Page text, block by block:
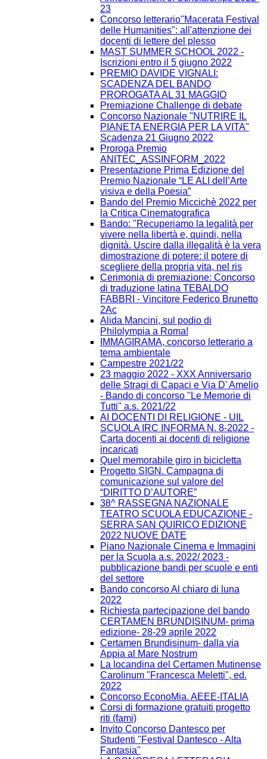
23
Concorso letterario"Macerata Festival
delle Humanities": all'attenzione dei
docenti di lettere del plesso
MAST SUMMER SCHOOL 2022 -
Iscrizioni entro il 5 giugno 2022
PREMIO DAVIDE VIGNALI:
SCADENZA DEL BANDO
PROROGATA AL 31 MAGGIO
Premiazione Challenge di debate
Concorso Nazionale "NUTRIRE IL
PIANETA ENERGIA PER LA VITA"
Scadenza 21 Giugno 2022
Proroga Premio
ANITEC_ASSINFORM_2022
Presentazione Prima Edizione del
Premio Nazionale “LE ALI dell’Arte
visiva e della Poesia”
Bando del Premio Miccichè 2022 per
la Critica Cinematografica
Bando: "Recuperiamo la legalità per
vivere nella libertà e, quindi, nella
dignità. Uscire dalla illegalità è la vera
dimostrazione di potere: il potere di
scegliere della propria vita, nel ris
Cerimonia di premiazione: Concorso
di traduzione latina TEBALDO
FABBRI - Vincitore Federico Brunetto
2Ac
Alida Mancini, sul podio di
Philolympia a Roma!
IMMAGIRAMA, concorso letterario a
tema ambientale
Campestre 2021/22
23 maggio 2022 - XXX Anniversario
delle Stragi di Capaci e Via D' Amelio
- Bando di concorso ''Le Memorie di
Tutti'' a.s. 2021/22
AI DOCENTI DI RELIGIONE - UIL
SCUOLA IRC INFORMA N. 8-2022 -
Carta docenti ai docenti di religione
incaricati
Quel memorabile giro in bicicletta
Progetto SIGN. Campagna di
comunicazione sul valore del
“DIRITTO D’AUTORE”
38^ RASSEGNA NAZIONALE
TEATRO SCUOLA EDUCAZIONE -
SERRA SAN QUIRICO EDIZIONE
2022 NUOVE DATE
Piano Nazionale Cinema e Immagini
per la Scuola a.s. 2022/ 2023 -
pubblicazione bandi per scuole e enti
del settore
Bando concorso Al chiaro di luna
2022
Richiesta partecipazione del bando
CERTAMEN BRUNDISINUM- prima
edizione- 28-29 aprile 2022
Certamen Brundisinum- dalla via
Appia al Mare Nostrum
La locandina del Certamen Mutinense
Carolinum "Francesca Meletti", ed.
2022
Concorso EconoMia. AEEE-ITALIA
Corsi di formazione gratuiti progetto
riti (fami)
Invito Concorso Dantesco per
Studenti "Festival Dantesco - Alta
Fantasia"